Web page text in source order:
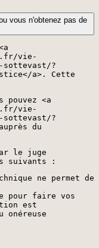
vous n'obtenez pas de
vie-
sottevast/?
a>. Cette
<a
vie-
sottevast/?
du
le juge
suivants :
ne permet de
pour faire vos
est
onéreuse